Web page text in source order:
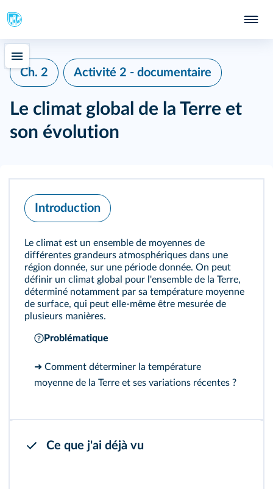
Ch. 2 Activité 2 - documentaire
Le climat global de la Terre et
son évolution
Introduction
Le climat est un ensemble de moyennes de
différentes grandeurs atmosphériques dans une
région donnée, sur une période donnée. On peut
définir un climat global pour l'ensemble de la Terre,
déterminé notamment par sa température moyenne
de surface, qui peut elle-même être mesurée de
plusieurs manières.
Problématique
➜ Comment déterminer la température
moyenne de la Terre et ses variations récentes ?
Ce que j'ai déjà vu